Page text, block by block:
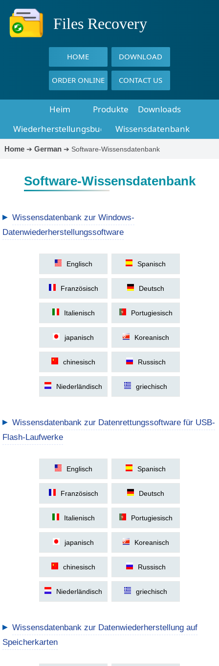
Files Recovery
HOME DOWNLOAD
ORDER ONLINE CONTACT US
Heim Produkte
Downloads
Wiederherstellungsbuch
Wissensdatenbank
Home➔ German➔ Software-Wissensdatenbank
Software-Wissensdatenbank
▶ Wissensdatenbank zur Windows-
Datenwiederherstellungssoftware
Englisch Spanisch
Französisch Deutsch
Italienisch Portugiesisch
japanisch Koreanisch
chinesisch Russisch
Niederländisch griechisch
▶ Wissensdatenbank zur Datenrettungssoftware für USB-
Flash-Laufwerke
Englisch Spanisch
Französisch Deutsch
Italienisch Portugiesisch
japanisch Koreanisch
chinesisch Russisch
Niederländisch griechisch
▶ Wissensdatenbank zur Datenwiederherstellung auf
Speicherkarten